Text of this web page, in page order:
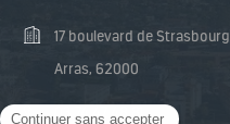
17 boulevard de Strasbourg
Arras, 62000
03 74 47 48 81